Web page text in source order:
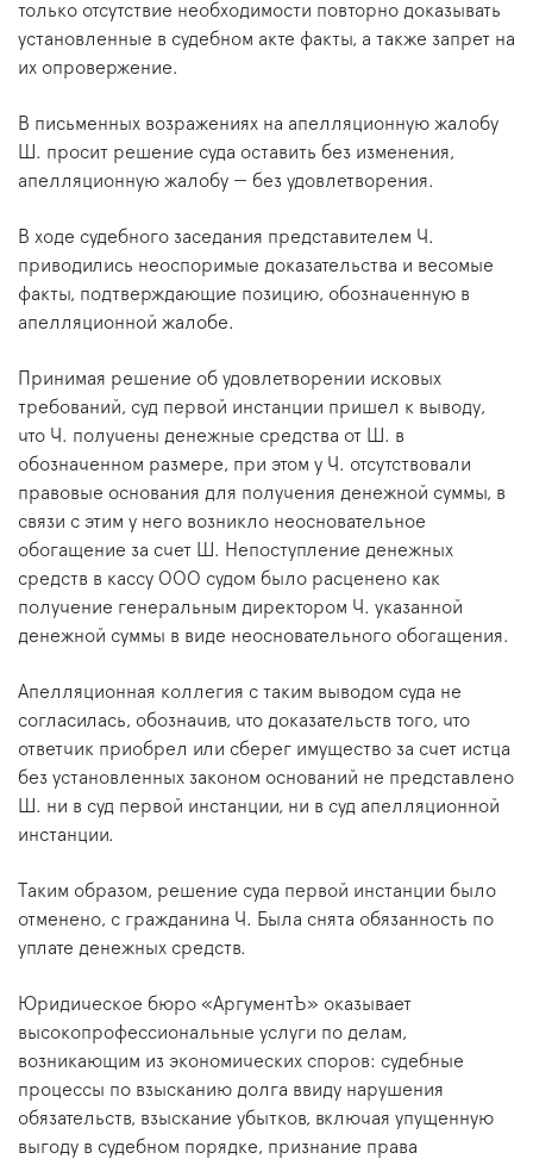
только отсутствие необходимости повторно доказывать
установленные в судебном акте факты, а также запрет на
их опровержение.
В письменных возражениях на апелляционную жалобу
Ш. просит решение суда оставить без изменения,
апелляционную жалобу — без удовлетворения.
В ходе судебного заседания представителем Ч.
приводились неоспоримые доказательства и весомые
факты, подтверждающие позицию, обозначенную в
апелляционной жалобе.
Принимая решение об удовлетворении исковых
требований, суд первой инстанции пришел к выводу,
что Ч. получены денежные средства от Ш. в
обозначенном размере, при этом у Ч. отсутствовали
правовые основания для получения денежной суммы, в
связи с этим у него возникло неосновательное
обогащение за счет Ш. Непоступление денежных
средств в кассу ООО судом было расценено как
получение генеральным директором Ч. указанной
денежной суммы в виде неосновательного обогащения.
Апелляционная коллегия с таким выводом суда не
согласилась, обозначив, что доказательств того, что
ответчик приобрел или сберег имущество за счет истца
без установленных законом оснований не представлено
Ш. ни в суд первой инстанции, ни в суд апелляционной
инстанции.
Таким образом, решение суда первой инстанции было
отменено, с гражданина Ч. Была снята обязанность по
уплате денежных средств.
Юридическое бюро «АргументЪ» оказывает
высокопрофессиональные услуги по делам,
возникающим из экономических споров: судебные
процессы по взысканию долга ввиду нарушения
обязательств, взыскание убытков, включая упущенную
выгоду в судебном порядке, признание права